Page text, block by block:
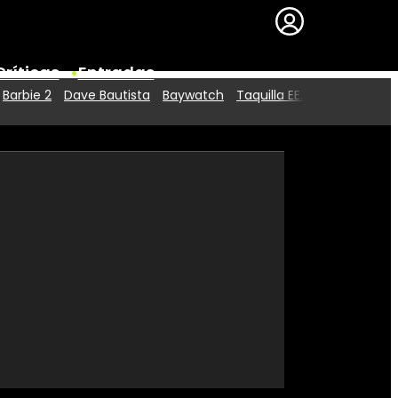
Entradas
Premios
Barbie 2 Dave Bautista Baywatch Taquilla EE.UU.